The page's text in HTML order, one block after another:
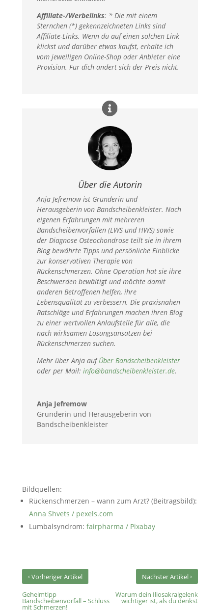
Affiliate-/Werbelinks: * Die mit einem
Sternchen (*) gekennzeichneten Links sind
Affiliate-Links. Wenn du auf einen solchen Link
klickst und darüber etwas kaufst, erhalte ich
vom jeweiligen Online-Shop oder Anbieter eine
Provision. Für dich ändert sich der Preis nicht.​
Über die Autorin
Anja Jefremow ist Gründerin und
Herausgeberin von Bandscheibenkleister. Nach
eigenen Erfahrungen mit mehreren
Bandscheibenvorfällen (LWS und HWS) sowie
der Diagnose Osteochondrose teilt sie in ihrem
Blog bewährte Tipps und persönliche Einblicke
zur konservativen Therapie von
Rückenschmerzen. Ohne Operation hat sie ihre
Beschwerden bewältigt und möchte damit
anderen Betroffenen helfen, ihre
Lebensqualität zu verbessern. Die praxisnahen
Ratschläge und Erfahrungen machen ihren Blog
zu einer wertvollen Anlaufstelle für alle, die
nach wirksamen Lösungsansätzen bei
Rückenschmerzen suchen.
Mehr über Anja aufÜber Bandscheibenkleister
oder per Mail: info@bandscheibenkleister.de.
Anja Jefremow
Gründerin und Herausgeberin von
Bandscheibenkleister
Bildquellen:
Rückenschmerzen – wann zum Arzt? (Beitragsbild):
Anna Shvets / pexels.com
Lumbalsyndrom: fairpharma / Pixabay
‹Vorheriger Artikel
Geheimtipp
Bandscheibenvorfall – Schluss
mit Schmerzen!
Nächster Artikel›
Warum dein Iliosakralgelenk
wichtiger ist, als du denkst